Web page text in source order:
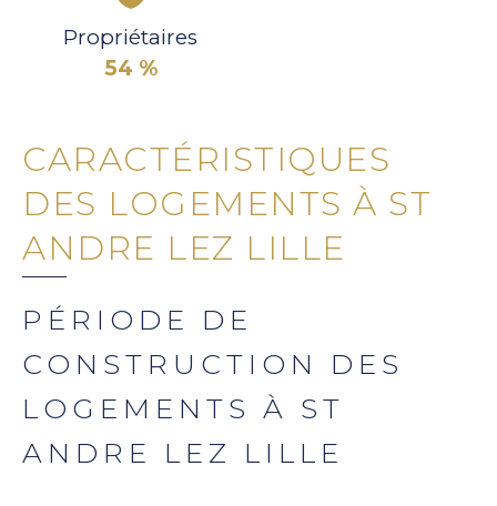
Propriétaires
54 %
CARACTÉRISTIQUES
DES LOGEMENTS À ST
ANDRE LEZ LILLE
PÉRIODE DE
CONSTRUCTION DES
LOGEMENTS À ST
ANDRE LEZ LILLE